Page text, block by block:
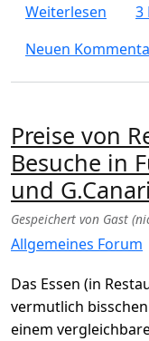
Weiterlesen
3
Neuen
Preise von
Besuche in
und
Gespeichert von Gast
Allgemeines Forum
Das Essen (in
vermutlich
einem